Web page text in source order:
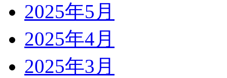
2025年5月
2025年4月
2025年3月